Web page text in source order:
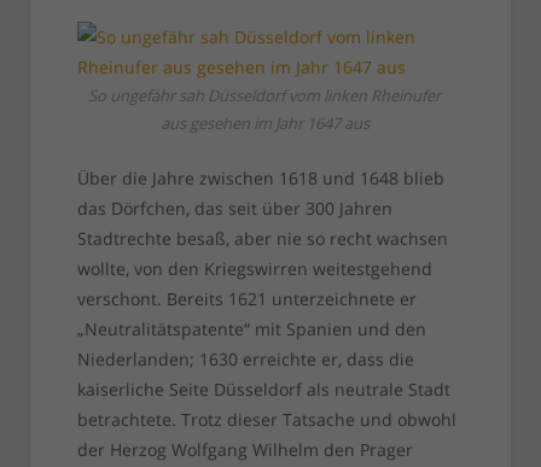
So ungefähr sah Düsseldorf vom linken Rheinufer
aus gesehen im Jahr 1647 aus
Über die Jahre zwischen 1618 und 1648 blieb
das Dörfchen, das seit über 300 Jahren
Stadtrechte besaß, aber nie so recht wachsen
wollte, von den Kriegswirren weitestgehend
verschont. Bereits 1621 unterzeichnete er
„Neutralitätspatente“ mit Spanien und den
Niederlanden; 1630 erreichte er, dass die
kaiserliche Seite Düsseldorf als neutrale Stadt
betrachtete. Trotz dieser Tatsache und obwohl
der Herzog Wolfgang Wilhelm den Prager